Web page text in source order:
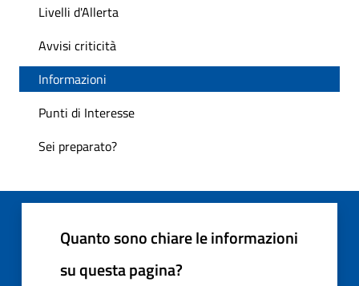
Livelli d'Allerta
Avvisi criticità
Informazioni
Punti di Interesse
Sei preparato?
Quanto sono chiare le informazioni
su questa pagina?